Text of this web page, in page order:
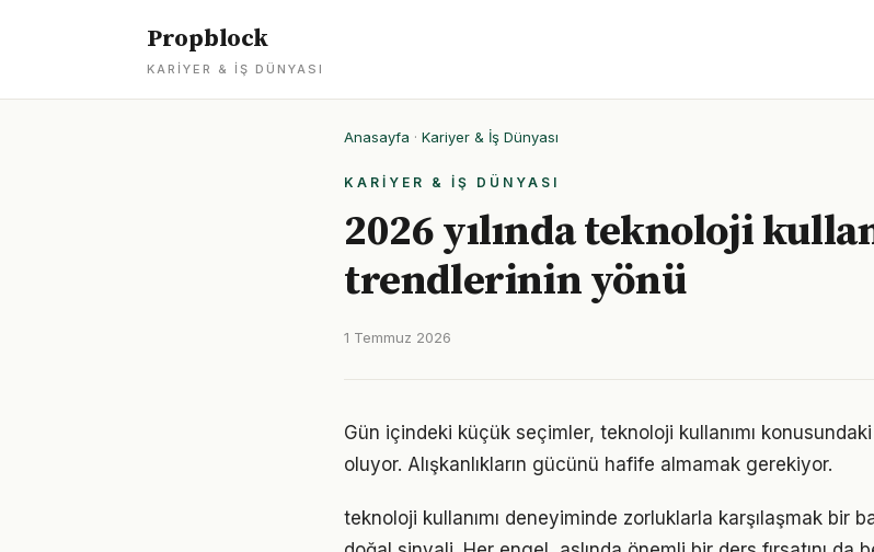
Propblock
KARIYER & İŞ DÜNYASI
Anasayfa · Kariyer & İş Dünyası
KARIYER & İŞ DÜNYASI
2026 yılında teknoloji
trendlerinin yönü
1 Temmuz 2026
Gün içindeki küçük seçimler, teknoloji kullanımı
oluyor. Alışkanlıkların gücünü hafife almamak gerekiyor.
teknoloji kullanımı deneyiminde zorluklarla karşılaşmak bir